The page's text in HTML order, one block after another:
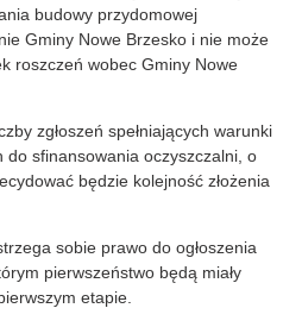
budowy przydomowej
Gminy Nowe Brzesko i nie może
roszczeń wobec Gminy Nowe
zgłoszeń spełniających warunki
sfinansowania oczyszczalni, o
będzie kolejność złożenia
sobie prawo do ogłoszenia
pierwszeństwo będą miały
etapie.